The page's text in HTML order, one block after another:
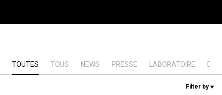
TOUTES TOUS NEWS PRESSE LABORATOIRE
Filter by
Durabilité